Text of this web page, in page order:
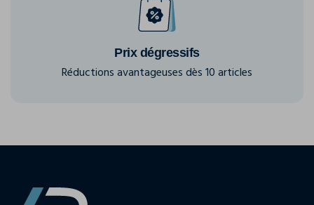
Prix dégressifs
Réductions avantageuses dès 10 articles